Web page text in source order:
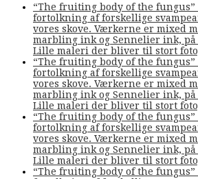
“The fruiting body of the
fortolkning af forskellige
vores skove. Værkerne er mixed
marbling ink og Sennelier ink,
Lille maleri der bliver til stort
“The fruiting body of the
fortolkning af forskellige
vores skove. Værkerne er mixed
marbling ink og Sennelier ink,
Lille maleri der bliver til stort
“The fruiting body of the
fortolkning af forskellige
vores skove. Værkerne er mixed
marbling ink og Sennelier ink,
Lille maleri der bliver til stort
“The fruiting body of the